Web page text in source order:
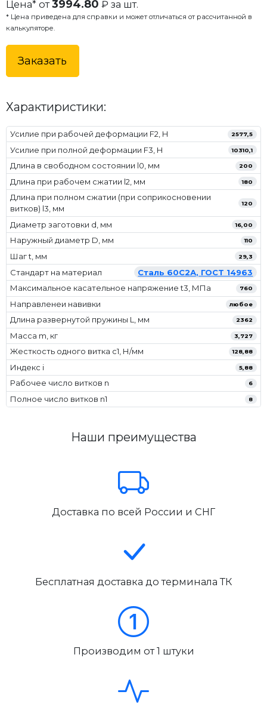
Цена* от3994.80 ₽ за шт.
* Цена приведена для справки и может отличаться от рассчитанной в
калькуляторе.
Заказать
Характиристики:
Усилие при рабочей деформации F2, Н 2577,5
Усилие при полной деформации F3, Н 10310,1
Длина в свободном состоянии l0, мм 200
Длина при рабочем сжатии l2, мм 180
Длина при полном сжатии (при соприкосновении
витков) l3, мм
120
Диаметр заготовки d, мм 16,00
Наружный диаметр D, мм 110
Шаг t, мм 29,3
Стандарт на материал
Сталь 60С2А, ГОСТ 14963
Максимальное касательное напряжение t3, МПа
760
Направленеи навивки любое
Длина развернутой пружины L, мм 2362
Масса m, кг 3,727
Жесткость одного витка c1, Н/мм 128,88
Индекс i 5,88
Рабочее число витков n 6
Полное число витков n1 8
Наши преимущества
Доставка по всей России и СНГ
Бесплатная доставка до терминала ТК
Производим от 1 штуки